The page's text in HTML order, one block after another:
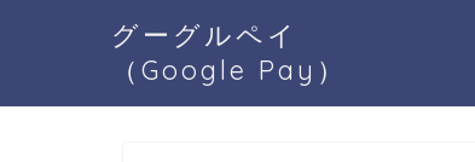
グーグルペイ
（Google Pay）